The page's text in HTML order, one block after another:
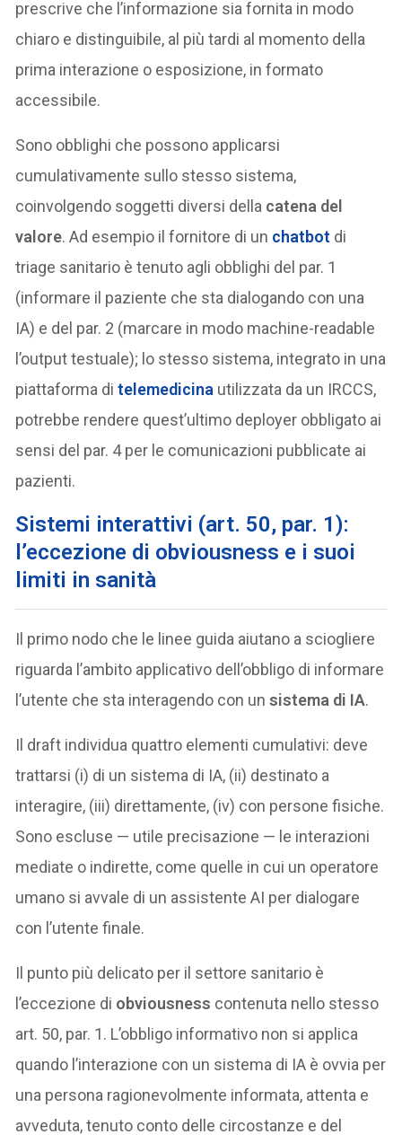
prescrive che l’informazione sia fornita in modo
chiaro e distinguibile, al più tardi al momento della
prima interazione o esposizione, in formato
accessibile.
Sono obblighi che possono applicarsi
cumulativamente sullo stesso sistema,
coinvolgendo soggetti diversi della catena del
valore. Ad esempio il fornitore di un chatbot di
triage sanitario è tenuto agli obblighi del par. 1
(informare il paziente che sta dialogando con una
IA) e del par. 2 (marcare in modo machine-readable
l’output testuale); lo stesso sistema, integrato in una
piattaforma ditelemedicina utilizzata da un IRCCS,
potrebbe rendere quest’ultimo deployer obbligato ai
sensi del par. 4 per le comunicazioni pubblicate ai
pazienti.
Sistemi interattivi (art. 50, par. 1):
l’eccezione di obviousness e i suoi
limiti in sanità
Il primo nodo che le linee guida aiutano a sciogliere
riguarda l’ambito applicativo dell’obbligo di informare
l’utente che sta interagendo con unsistema di IA.
Il draft individua quattro elementi cumulativi: deve
trattarsi (i) di un sistema di IA, (ii) destinato a
interagire, (iii) direttamente, (iv) con persone fisiche.
Sono escluse — utile precisazione — le interazioni
mediate o indirette, come quelle in cui un operatore
umano si avvale di un assistente AI per dialogare
con l’utente finale.
Il punto più delicato per il settore sanitario è
l’eccezione di obviousness contenuta nello stesso
art. 50, par. 1. L’obbligo informativo non si applica
quando l’interazione con un sistema di IA è ovvia per
una persona ragionevolmente informata, attenta e
avveduta, tenuto conto delle circostanze e del